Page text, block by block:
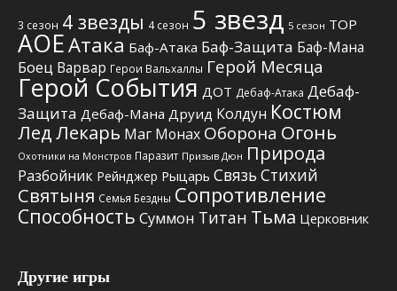
3 сезон 4 звезды 4 сезон 5 звезд 5 сезон TOP
АОЕАтака Баф-Атака Баф-Защита Баф-Мана
Боец Варвар Герои Вальхаллы Герой Месяца
Герой События ДОТ Дебаф-Атака Дебаф-
Защита Дебаф-Мана Друид Колдун Костюм
ЛедЛекарь Маг Монах Оборона Огонь
Охотники на Монстров Паразит Призыв Дюн Природа
Разбойник Рейнджер Рыцарь Связь Стихий
Святыня Семья Бездны Сопротивление
Способность Суммон Титан Тьма Церковник
Другие игры